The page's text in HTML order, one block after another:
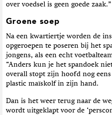
over voedsel is geen goede zaak.”
Groene soep
Na een kwartiertje worden de
opgeroepen te poseren bij het
jongens, als een echt
“Anders kun je het spandoek
overall stopt zijn hoofd nog
plastic maïskolf in zijn hand.
Dan is het weer terug naar de
wordt uitgeklapt voor de